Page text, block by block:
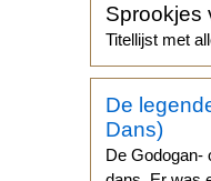
Sprookjes
Titellijst met
De
Dans)
De Godogan-